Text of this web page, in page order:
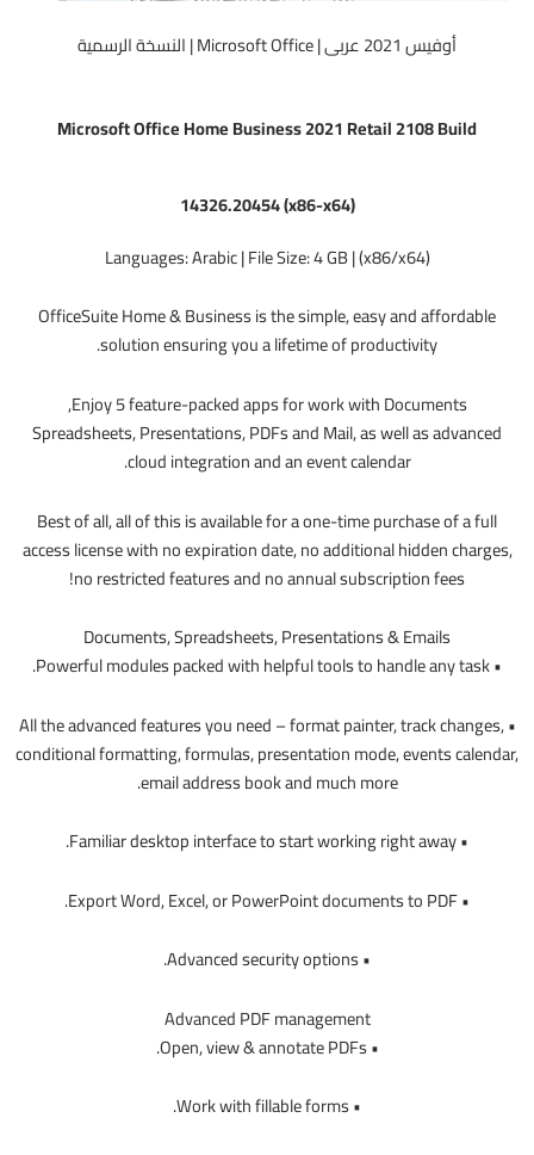
أوفيس 2021 عربى | Microsoft Office | النسخة الرسمية
Microsoft Office Home Business 2021 Retail 2108 Build
14326.20454 (x86-x64)
(x86/x64) | Languages: Arabic | File Size: 4 GB
OfficeSuite Home & Business is the simple, easy and affordable
solution ensuring you a lifetime of productivity.
Enjoy 5 feature-packed apps for work with Documents,
Spreadsheets, Presentations, PDFs and Mail, as well as advanced
cloud integration and an event calendar.
Best of all, all of this is available for a one-time purchase of a full
access license with no expiration date, no additional hidden charges,
no restricted features and no annual subscription fees!
Documents, Spreadsheets, Presentations & Emails
• Powerful modules packed with helpful tools to handle any task.
• All the advanced features you need – format painter, track changes,
conditional formatting, formulas, presentation mode, events calendar,
email address book and much more.
• Familiar desktop interface to start working right away.
• Export Word, Excel, or PowerPoint documents to PDF.
• Advanced security options.
Advanced PDF management
• Open, view & annotate PDFs.
• Work with fillable forms.